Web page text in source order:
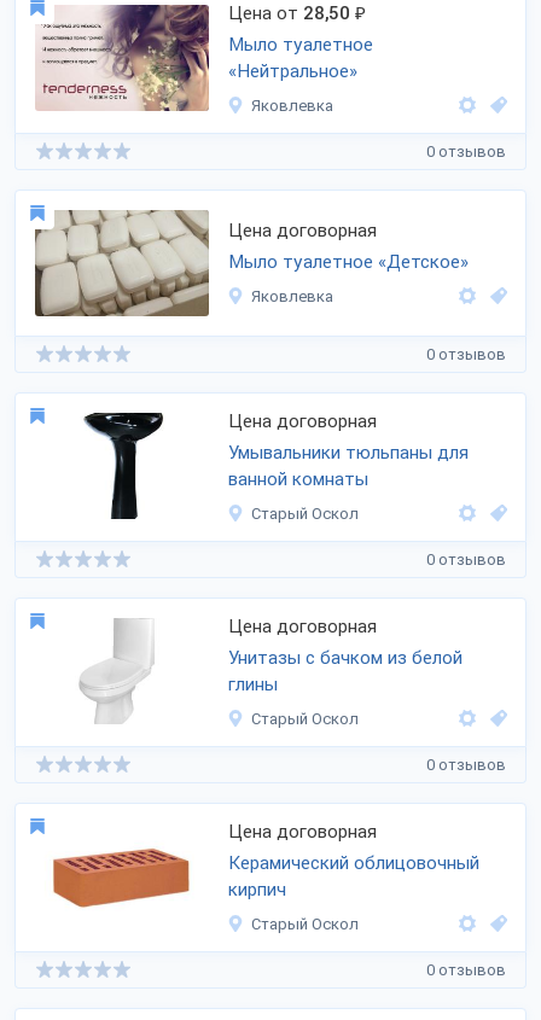
Цена от 28,50 ₽
Мыло туалетное
«Нейтральное»
Яковлевка
0 отзывов
Цена договорная
Мыло туалетное «Детское»
Яковлевка
0 отзывов
Цена договорная
Умывальники тюльпаны для
ванной комнаты
Старый Оскол
0 отзывов
Цена договорная
Унитазы с бачком из белой
глины
Старый Оскол
0 отзывов
Цена договорная
Керамический облицовочный
кирпич
Старый Оскол
0 отзывов